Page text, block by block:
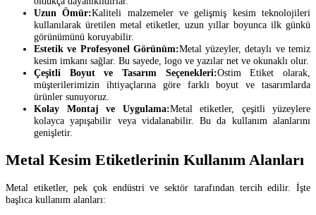
Uzun Ömür:Kaliteli malzemeler ve gelişmiş kesim teknolojileri
kullanılarak üretilen metal etiketler, uzun yıllar boyunca ilk günkü
görünümünü koruyabilir.
Estetik ve Profesyonel Görünüm:Metal yüzeyler, detaylı ve temiz
kesim imkanı sağlar. Bu sayede, logo ve yazılar net ve okunaklı olur.
Çeşitli Boyut ve Tasarım Seçenekleri:Ostim Etiket olarak,
müşterilerimizin ihtiyaçlarına göre farklı boyut ve tasarımlarda
ürünler sunuyoruz.
Kolay Montaj ve Uygulama:Metal etiketler, çeşitli yüzeylere
kolayca yapışabilir veya vidalanabilir. Bu da kullanım alanlarını
genişletir.
Metal Kesim Etiketlerinin Kullanım Alanları
Metal etiketler, pek çok endüstri ve sektör tarafından tercih edilir. İşte
başlıca kullanım alanları: